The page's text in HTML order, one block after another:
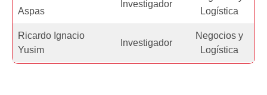
Aspas
Investigador
Logística
Ricardo Ignacio
Yusim
Investigador
Negocios y
Logística